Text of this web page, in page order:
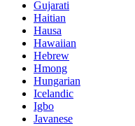
Gujarati
Haitian
Hausa
Hawaiian
Hebrew
Hmong
Hungarian
Icelandic
Igbo
Javanese